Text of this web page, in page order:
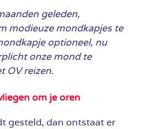
geleden,
modieuze mondkapjes te
optioneel, nu
onze mond te
OV reizen.
om je oren
gesteld, dan ontstaat er